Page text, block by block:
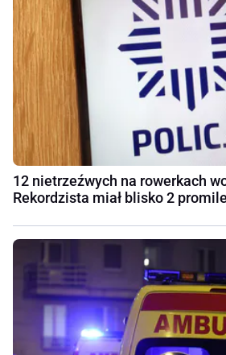
12 nietrzeźwych na rowerkach
Rekordzista miał blisko 2 promile